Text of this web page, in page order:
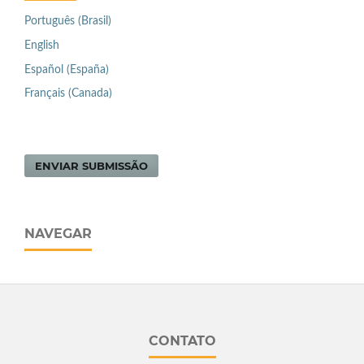
Português (Brasil)
English
Español (España)
Français (Canada)
ENVIAR SUBMISSÃO
NAVEGAR
CONTATO